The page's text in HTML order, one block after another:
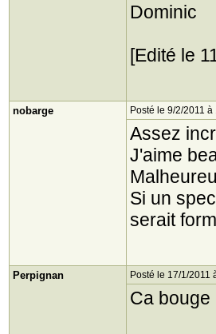
Dominic
[Edité le
nobarge Posté le 9/2/2011 à
Assez
J'aime
Si un
serait
Perpignan Posté le 17/1/2011
Ca bouge